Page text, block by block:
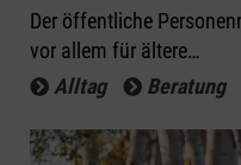
Der öffentliche
vor allem für ältere…
Alltag
Beratung